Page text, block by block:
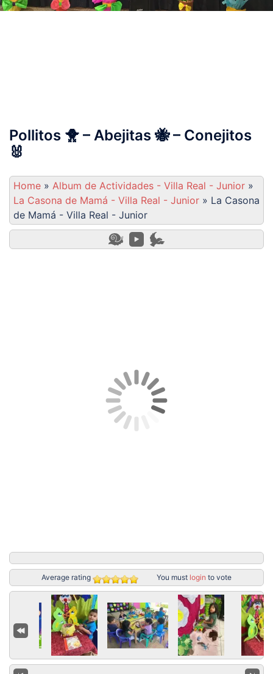
Pollitos 🐥 – Abejitas 🐝 – Conejitos
🐰
Home » Album de Actividades - Villa Real - Junior »
La Casona de Mamá - Villa Real - Junior » La Casona
de Mamá - Villa Real - Junior
Average rating You must login to vote